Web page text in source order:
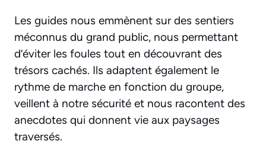
Les guides nous emmènent sur des sentiers
méconnus du grand public, nous permettant
d’éviter les foules tout en découvrant des
trésors cachés. Ils adaptent également le
rythme de marche en fonction du groupe,
veillent à notre sécurité et nous racontent des
anecdotes qui donnent vie aux paysages
traversés.